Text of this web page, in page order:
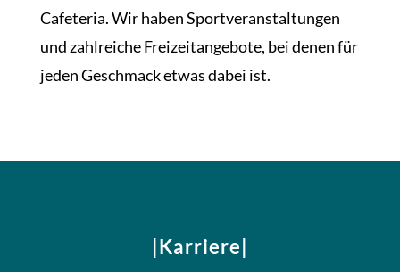
Cafeteria. Wir haben Sportveranstaltungen
und zahlreiche Freizeitangebote, bei denen für
jeden Geschmack etwas dabei ist.
|Karriere|